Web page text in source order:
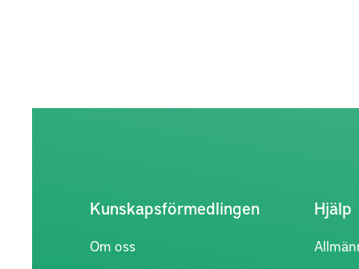
Kunskapsförmedlingen
Om oss
Hjälp